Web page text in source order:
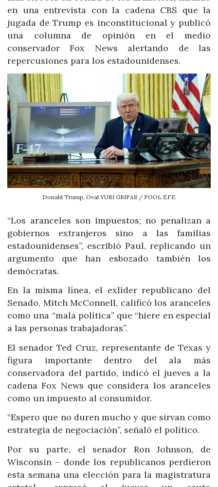
en una entrevista con la cadena CBS que la
jugada de Trump es inconstitucional y publicó
una columna de opinión en el medio
conservador Fox News alertando de las
repercusiones para los estadounidenses.
Donald Trump, Oval YURI GRIPAS / POOL EFE
“Los aranceles son impuestos; no penalizan a
gobiernos extranjeros sino a las familias
estadounidenses”, escribió Paul, replicando un
argumento que han esbozado también los
demócratas.
En la misma línea, el exlíder republicano del
Senado, Mitch McConnell, calificó los aranceles
como una “mala política” que “hiere en especial
a las personas trabajadoras”.
El senador Ted Cruz, representante de Texas y
figura importante dentro del ala más
conservadora del partido, indicó el jueves a la
cadena Fox News que considera los aranceles
como un impuesto al consumidor.
“Espero que no duren mucho y que sirvan como
estrategia de negociación”, señaló el político.
Por su parte, el senador Ron Johnson, de
Wisconsin – donde los republicanos perdieron
esta semana una elección para la magistratura